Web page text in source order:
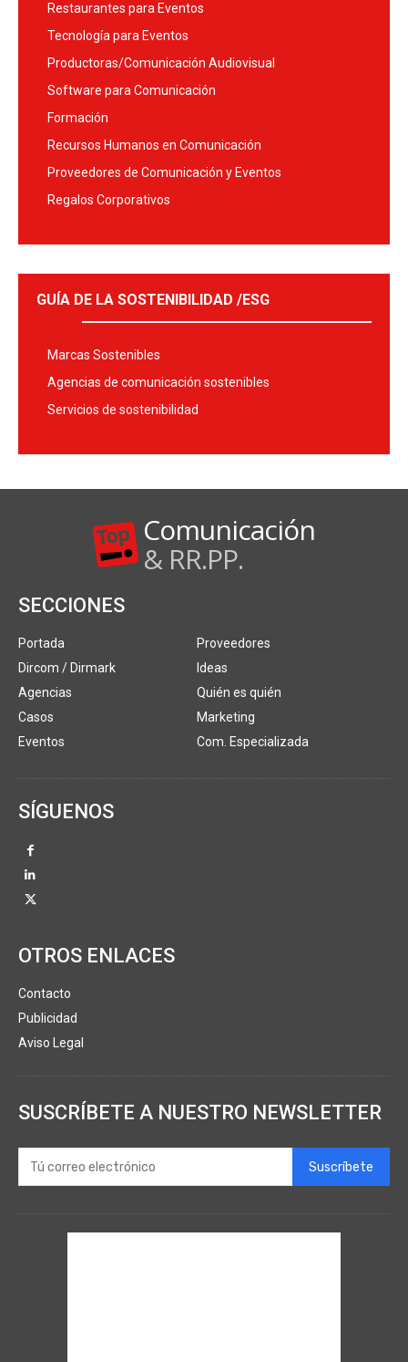
Restaurantes para Eventos
Tecnología para Eventos
Productoras/Comunicación Audiovisual
Software para Comunicación
Formación
Recursos Humanos en Comunicación
Proveedores de Comunicación y Eventos
Regalos Corporativos
GUÍA DE LA SOSTENIBILIDAD /ESG
Marcas Sostenibles
Agencias de comunicación sostenibles
Servicios de sostenibilidad
Comunicación
& RR.PP.
SECCIONES
Portada
Dircom / Dirmark
Agencias
Casos
Eventos
Proveedores
Ideas
Quién es quién
Marketing
Com. Especializada
SÍGUENOS
OTROS ENLACES
Contacto
Publicidad
Aviso Legal
SUSCRÍBETE A NUESTRO NEWSLETTER
Suscríbete